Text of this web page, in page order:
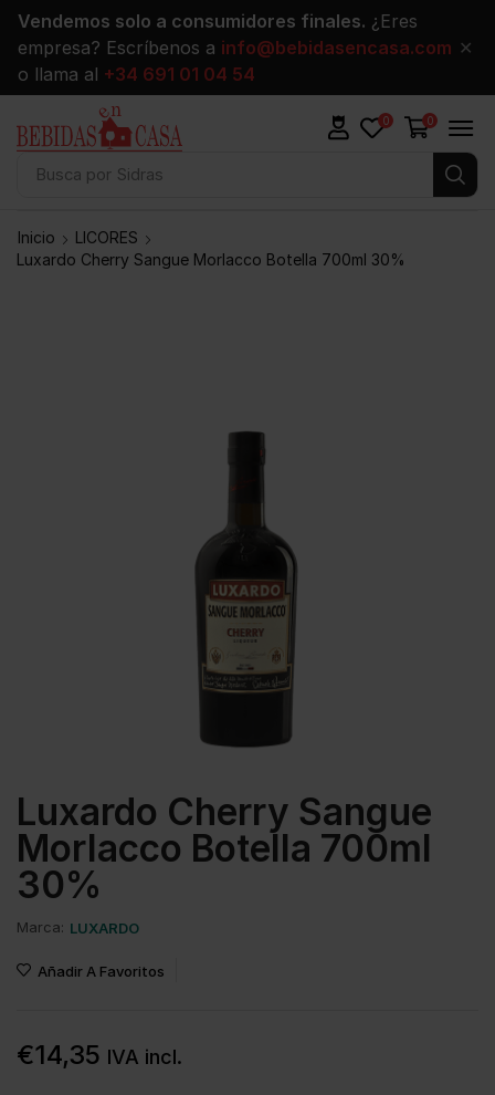
Vendemos solo a consumidores finales. ¿Eres
empresa? Escríbenos a info@bebidasencasa.com
o llama al +34 691 01 04 54
✕
Busca por Sidras
0 0
Inicio
LICORES
Luxardo Cherry Sangue Morlacco Botella 700ml 30%
Luxardo Cherry Sangue
Morlacco Botella 700ml
30%
Marca: LUXARDO
Añadir A Favoritos
€14,35 IVA incl.